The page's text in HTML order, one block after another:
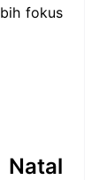
fokus